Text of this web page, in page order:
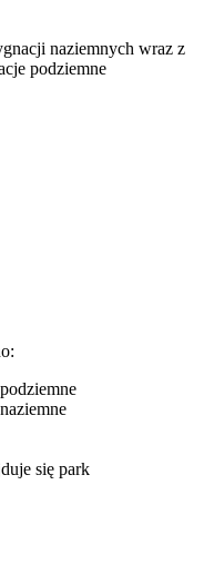
naziemnych wraz z
podziemne
się park